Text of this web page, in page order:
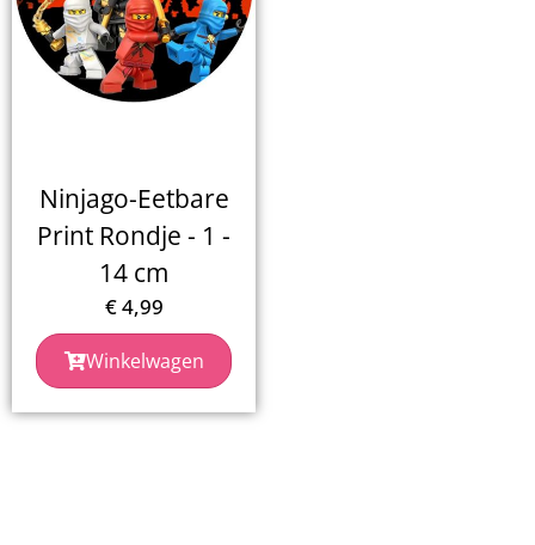
Ninjago-Eetbare
Print Rondje - 1 -
14 cm
€4,99
Winkelwagen